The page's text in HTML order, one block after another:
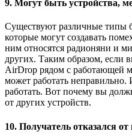
9. Могут быть устройства,
Существуют различные типы
которые могут создавать
ним относятся радионяни и
других. Таким образом, если
AirDrop рядом с работающей
может работать
работать. Вот почему вы
от других устройств.
10. Получатель отказался от